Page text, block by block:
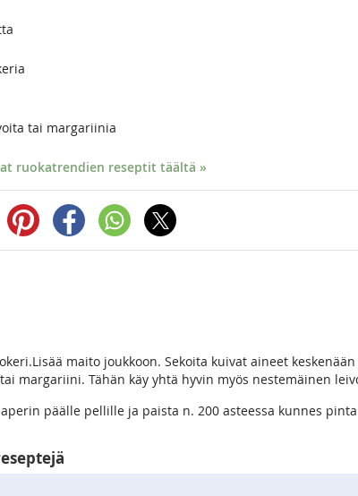
tai margariinia
ruokatrendien reseptit täältä »
maito joukkoon. Sekoita kuivat aineet
margariini. Tähän käy yhtä hyvin myös nestemäinen
päälle pellille ja paista n. 200 asteessa kunnes